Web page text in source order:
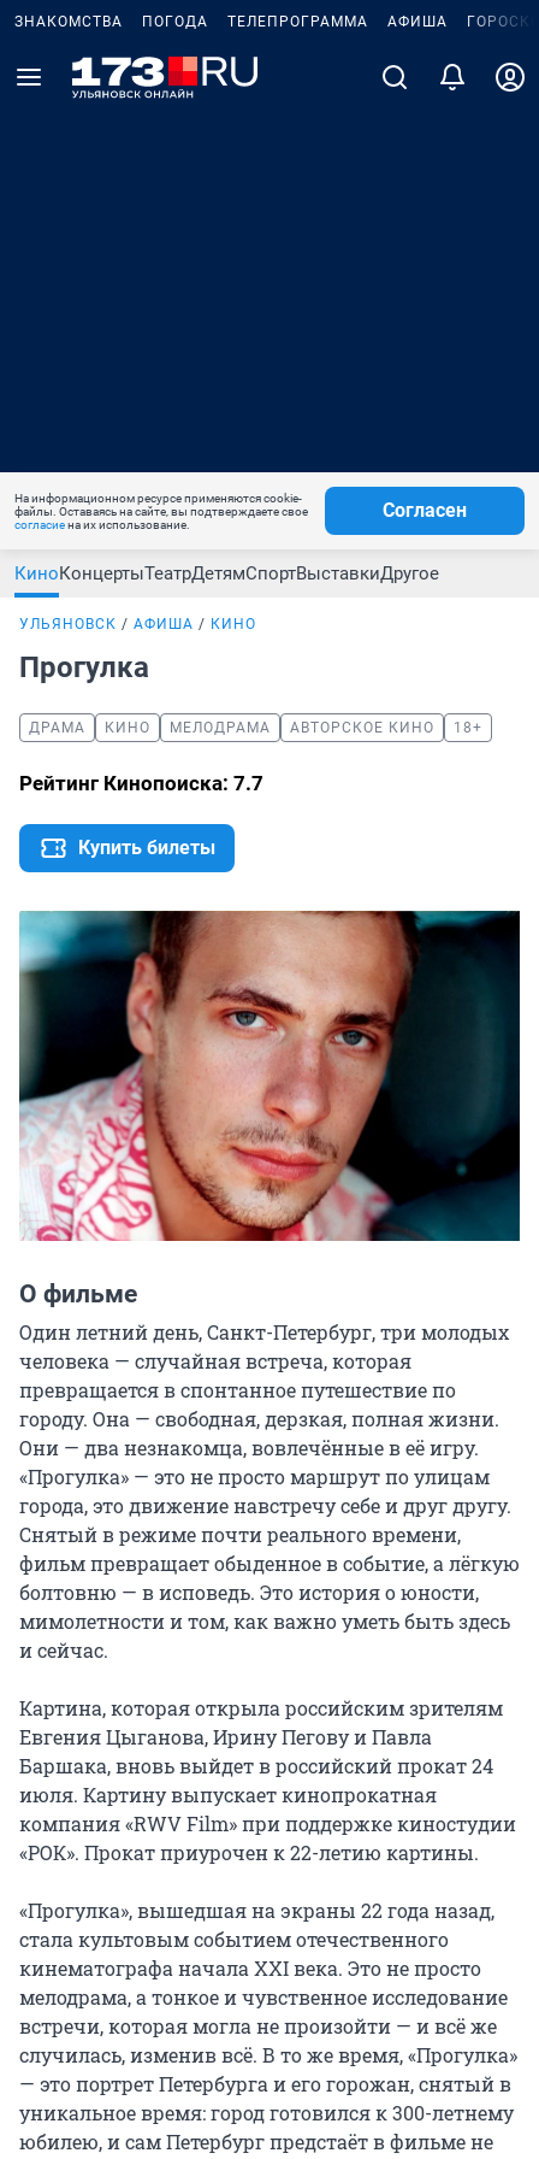
ЗНАКОМСТВА ПОГОДА ТЕЛЕПРОГРАММА АФИША
На информационном ресурсе применяются cookie-
файлы. Оставаясь на сайте, вы подтверждаете свое
согласиена их использование.
Согласен
КиноКонцертыТеатрДетямСпортВыставкиДругое
УЛЬЯНОВСК АФИША КИНО
Прогулка
ДРАМА КИНО МЕЛОДРАМА АВТОРСКОЕ КИНО 18+
Рейтинг Кинопоиска: 7.7
Купить билеты
О фильме
Один летний день, Санкт-Петербург, три молодых
человека — случайная встреча, которая
превращается в спонтанное путешествие по
городу. Она — свободная, дерзкая, полная жизни.
Они — два незнакомца, вовлечённые в её игру.
«Прогулка» — это не просто маршрут по улицам
города, это движение навстречу себе и друг другу.
Снятый в режиме почти реального времени,
фильм превращает обыденное в событие, а лёгкую
болтовню — в исповедь. Это история о юности,
мимолетности и том, как важно уметь быть здесь
и сейчас.
Картина, которая открыла российским зрителям
Евгения Цыганова, Ирину Пегову и Павла
Баршака, вновь выйдет в российский прокат 24
июля. Картину выпускает кинопрокатная
компания «RWV Film» при поддержке киностудии
«РОК». Прокат приурочен к 22-летию картины.
«Прогулка», вышедшая на экраны 22 года назад,
стала культовым событием отечественного
кинематографа начала XXI века. Это не просто
мелодрама, а тонкое и чувственное исследование
встречи, которая могла не произойти — и всё же
случилась, изменив всё. В то же время, «Прогулка»
— это портрет Петербурга и его горожан, снятый в
уникальное время: город готовился к 300-летнему
юбилею, и сам Петербург предстаёт в фильме не